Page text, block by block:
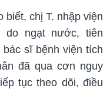
biết, chị T. nhập viện
do ngạt nước, tiên
sĩ bệnh viện tích
đã qua cơn nguy
tục theo dõi, điều